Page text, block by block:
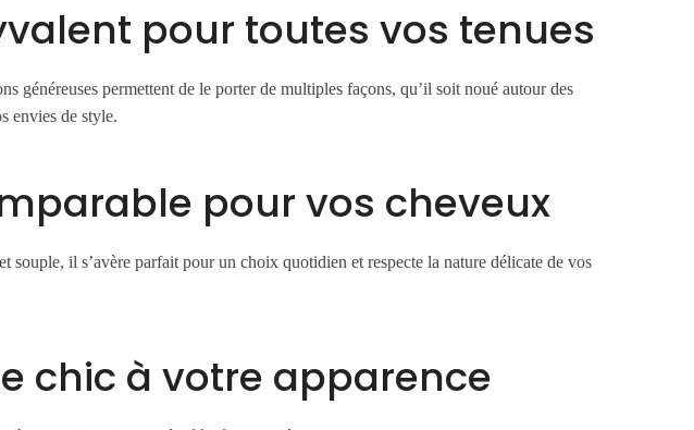
pour toutes vos tenues
généreuses permettent de le porter de multiples façons, qu’il soit noué autour des
envies de style.
pour vos cheveux
souple, il s’avère parfait pour un choix quotidien et respecte la nature délicate de vos
chic à votre apparence